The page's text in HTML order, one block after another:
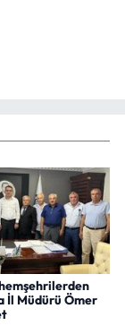
İl Müdürü Ömer